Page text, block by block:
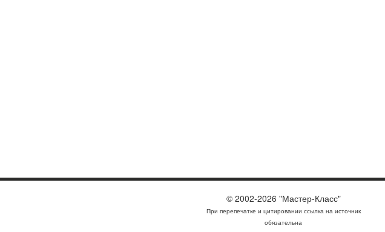
© 2002-2026 "Мастер-Класс"
При перепечатке и цитировании ссылка на источник
обязательна